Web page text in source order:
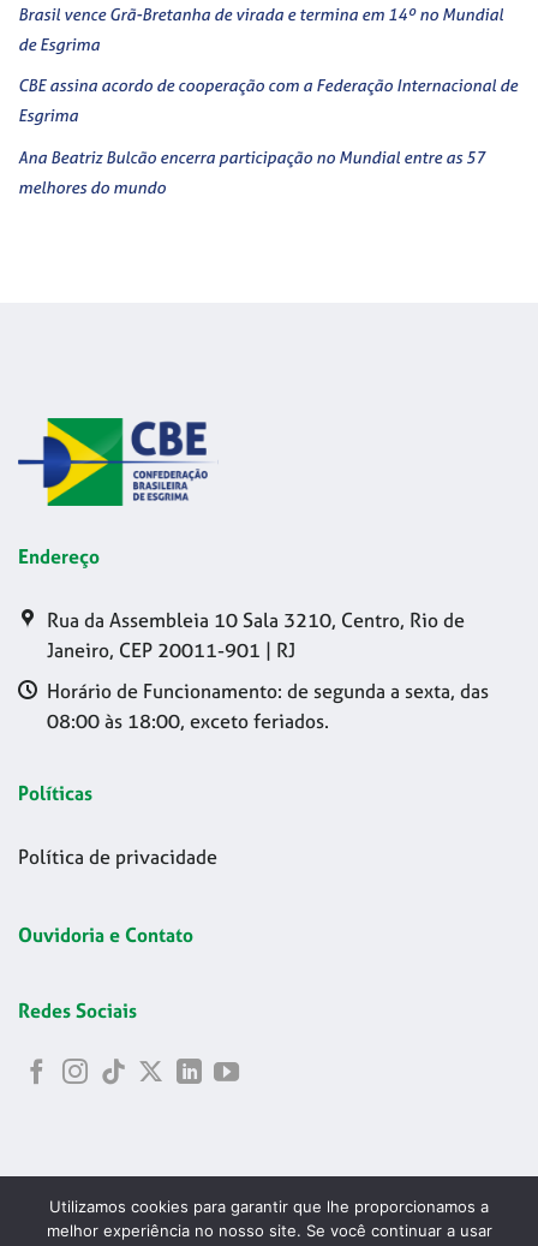
Brasil vence Grã-Bretanha de virada e termina em 14º no Mundial
de Esgrima
CBE assina acordo de cooperação com a Federação Internacional de
Esgrima
Ana Beatriz Bulcão encerra participação no Mundial entre as 57
melhores do mundo
Endereço
Rua da Assembleia 10 Sala 3210, Centro, Rio de
Janeiro, CEP 20011-901 | RJ
Horário de Funcionamento: de segunda a sexta, das
08:00 às 18:00, exceto feriados.
Políticas
Política de privacidade
Ouvidoria e Contato
Redes Sociais
Utilizamos cookies para garantir que lhe proporcionamos a
melhor experiência no nosso site. Se você continuar a usar